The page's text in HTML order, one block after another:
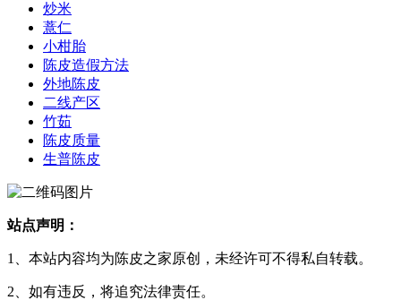
炒米
薏仁
小柑胎
陈皮造假方法
外地陈皮
二线产区
竹茹
陈皮质量
生普陈皮
站点声明：
1、本站内容均为陈皮之家原创，未经许可不得私自转载。
2、如有违反，将追究法律责任。